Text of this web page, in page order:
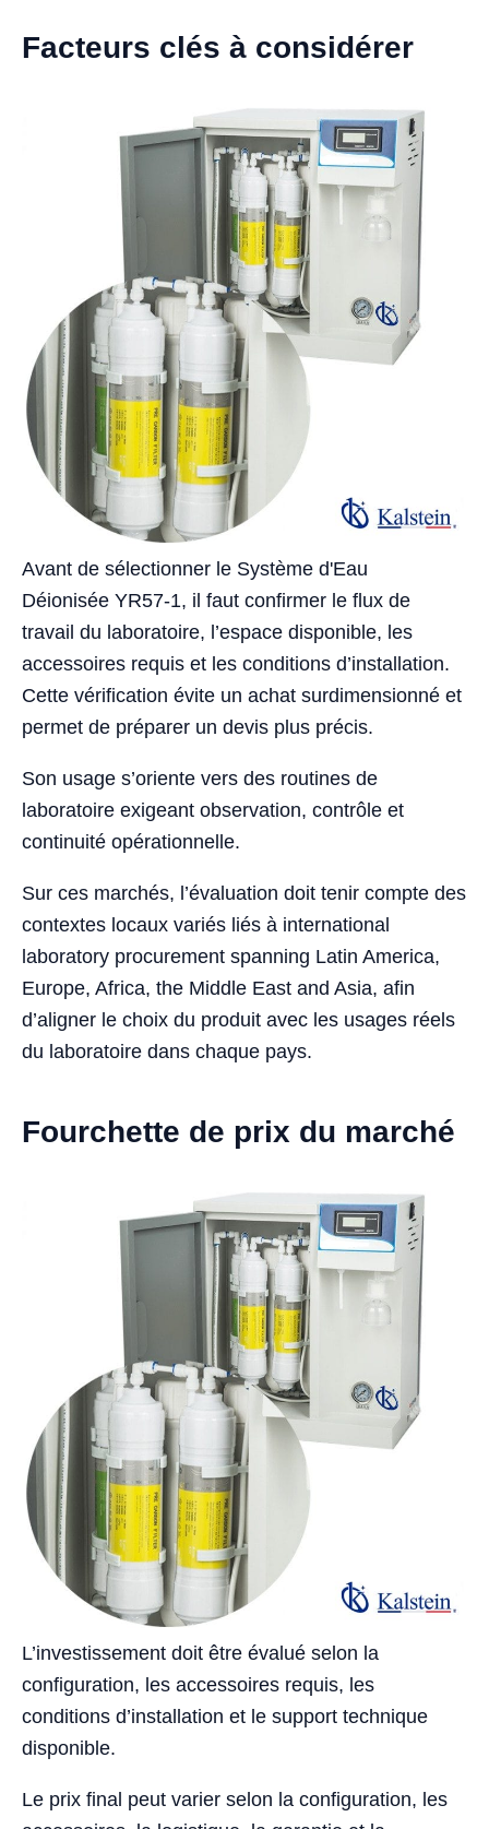
Facteurs clés à considérer
Avant de sélectionner le Système d'Eau
Déionisée YR57-1, il faut confirmer le flux de
travail du laboratoire, l’espace disponible, les
accessoires requis et les conditions d’installation.
Cette vérification évite un achat surdimensionné et
permet de préparer un devis plus précis.
Son usage s’oriente vers des routines de
laboratoire exigeant observation, contrôle et
continuité opérationnelle.
Sur ces marchés, l’évaluation doit tenir compte des
contextes locaux variés liés à international
laboratory procurement spanning Latin America,
Europe, Africa, the Middle East and Asia, afin
d’aligner le choix du produit avec les usages réels
du laboratoire dans chaque pays.
Fourchette de prix du marché
L’investissement doit être évalué selon la
configuration, les accessoires requis, les
conditions d’installation et le support technique
disponible.
Le prix final peut varier selon la configuration, les